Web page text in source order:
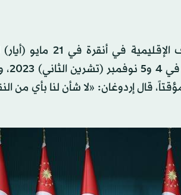
وفي أول تعليق له على الأزمة التي بدأت
المطلق»
قال إردوغان: «لا شأن لنا بأي من